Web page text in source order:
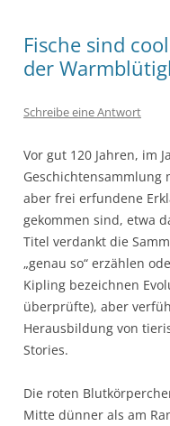
Fische sind
der
Schreibe eine Antwort
Vor gut 120 Jahren, im
Geschichtensammlung
aber frei erfundene
gekommen sind, etwa
Titel verdankt die
„genau so“ erzählen
Kipling bezeichnen
überprüfte), aber
Herausbildung von
Stories.
Die roten
Mitte dünner als am